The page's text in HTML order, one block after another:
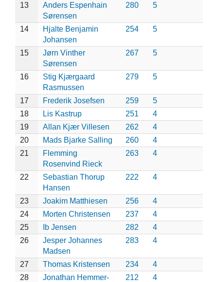
13
Anders Espenhain
Sørensen
280 5
14
Hjalte Benjamin
Johansen
254 5
15
Jørn Vinther
Sørensen
267 5
16
Stig Kjærgaard
Rasmussen
279 5
17 Frederik Josefsen 259
5
18
Lis Kastrup 251
4
19
Allan Kjær Villesen 262
4
20
Mads Bjarke Salling 260
4
21
Flemming
Rosenvind Rieck
263 4
22
Sebastian Thorup
Hansen
222 4
23 Joakim Matthiesen 256
4
24
Morten Christensen 237
4
25
Ib Jensen 282
4
26
Jesper Johannes
Madsen
283 4
27 Thomas Kristensen 234
4
28
Jonathan Hemmer-
212 4